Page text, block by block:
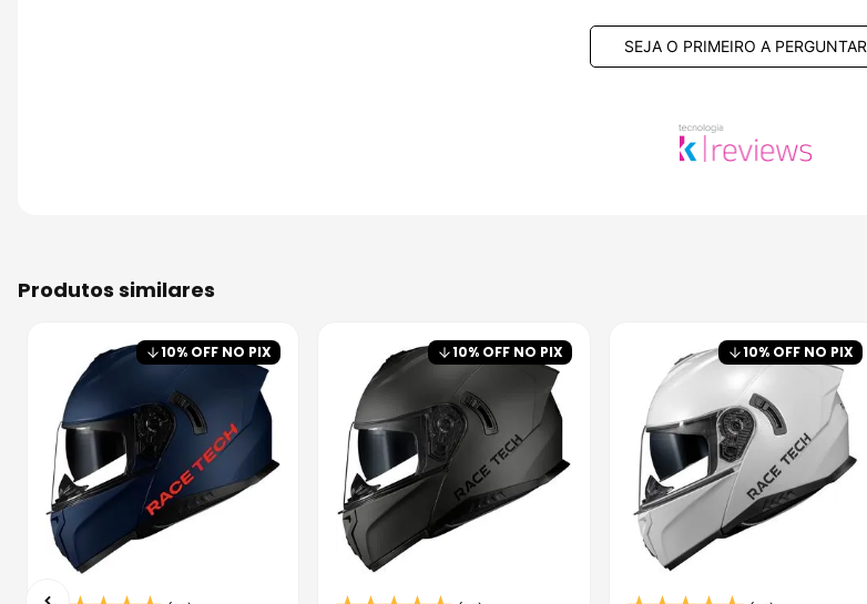
SEJA O PRIMEIRO A PERGUNTAR
produtos similares
10% OFF NO PIX 10% OFF NO PIX 10% OFF NO PIX